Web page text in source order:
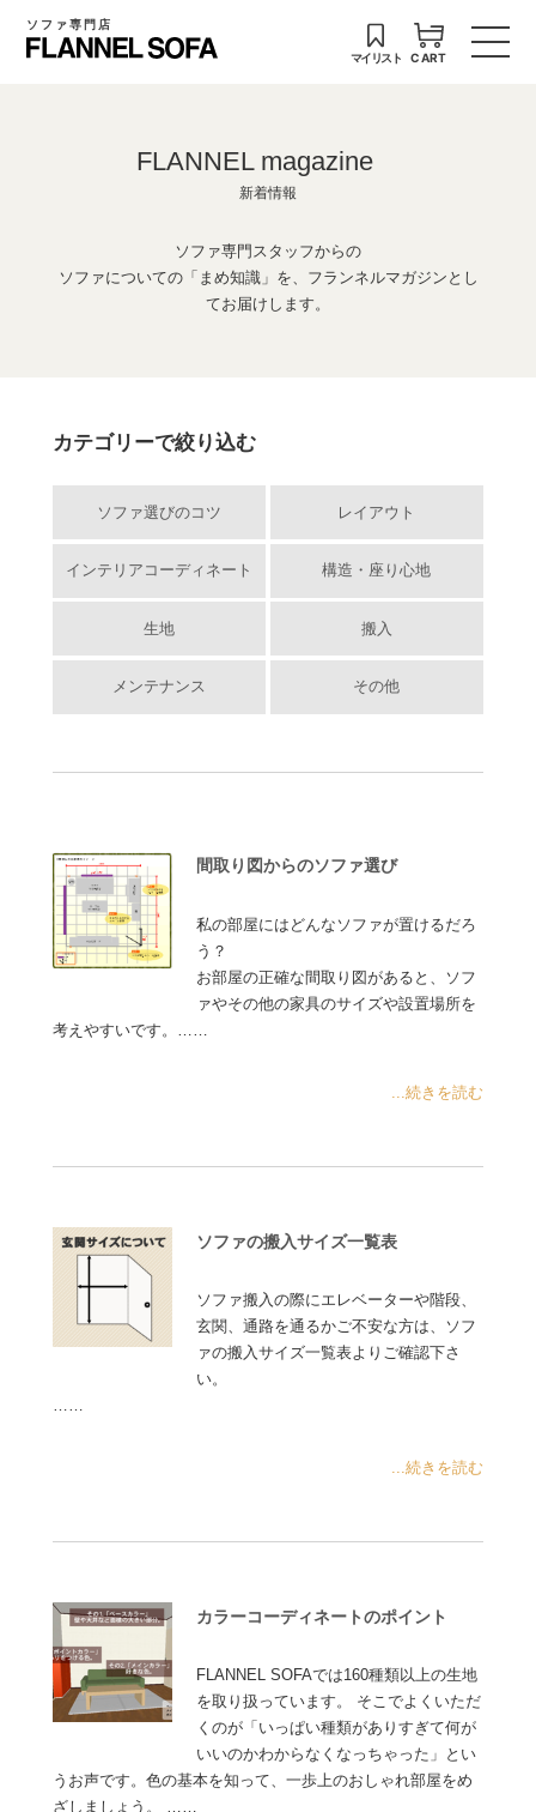
ソファ専門店
マイリスト CART
FLANNEL magazine
新着情報
ソファ専門スタッフからの
ソファについての「まめ知識」を、フランネルマガジンとし
てお届けします。
カテゴリーで絞り込む
ソファ選びのコツ レイアウト
インテリアコーディネート 構造・座り心地
生地 搬入
メンテナンス その他
間取り図からのソファ選び
私の部屋にはどんなソファが置けるだろ
う？
お部屋の正確な間取り図があると、ソフ
ァやその他の家具のサイズや設置場所を
考えやすいです。……
...続きを読む
ソファの搬入サイズ一覧表
ソファ搬入の際にエレベーターや階段、
玄関、通路を通るかご不安な方は、ソフ
ァの搬入サイズ一覧表よりご確認下さ
い。
...続きを読む
カラーコーディネートのポイント
FLANNEL SOFAでは160種類以上の生地
を取り扱っています。 そこでよくいただ
くのが「いっぱい種類がありすぎて何が
いいのかわからなくなっちゃった」とい
うお声です。色の基本を知って、一歩上のおしゃれ部屋をめ
ざしましょう。 ……